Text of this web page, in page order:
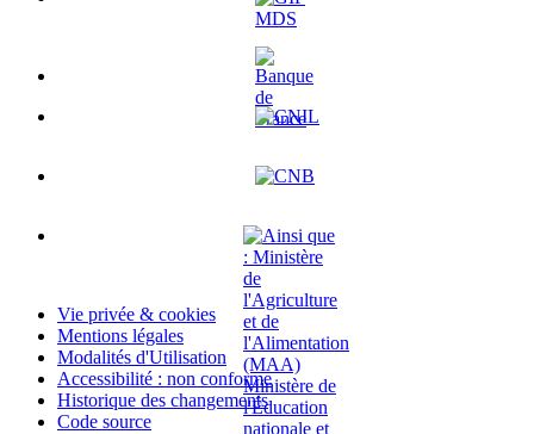
Vie privée & cookies
Mentions légales
Modalités d'Utilisation
Accessibilité : non conforme
Historique des changements
Code source